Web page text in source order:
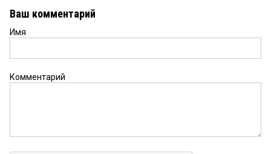
Ваш комментарий
Имя
Комментарий